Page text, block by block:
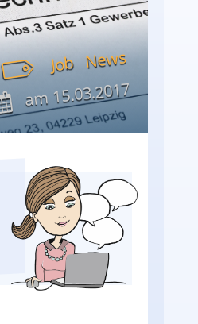
Job News
am15.03.2017